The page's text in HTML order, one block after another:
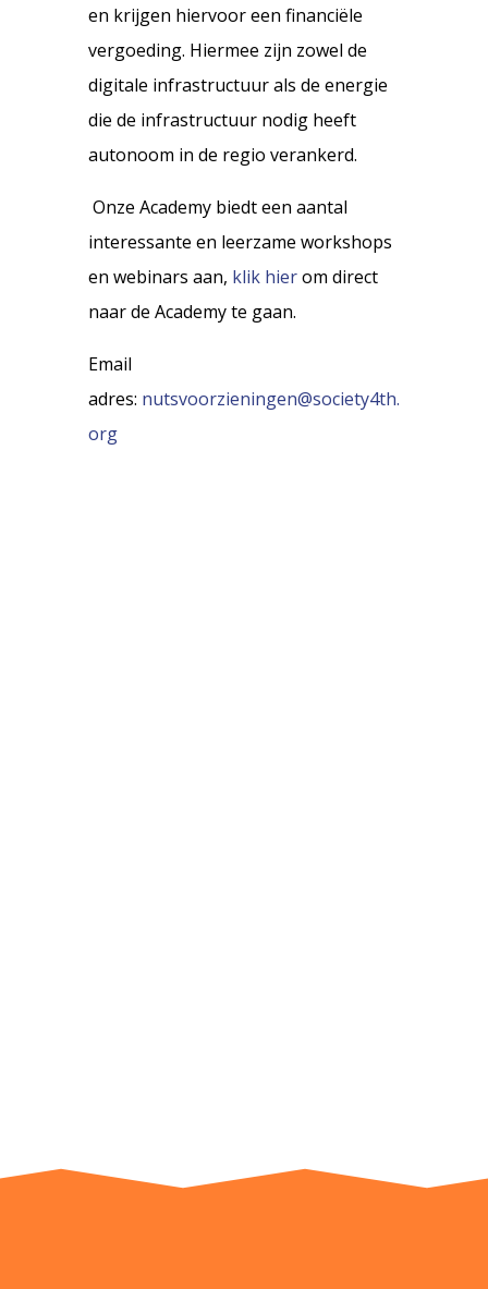
en krijgen hiervoor een financiële
vergoeding. Hiermee zijn zowel de
digitale infrastructuur als de energie
die de infrastructuur nodig heeft
autonoom in de regio verankerd.
Onze Academy biedt een aantal
interessante en leerzame workshops
en webinars aan, klik hierom direct
naar de Academy te gaan.
Email
adres: nutsvoorzieningen@society4th.
org